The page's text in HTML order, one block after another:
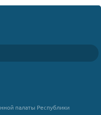
палаты Республики